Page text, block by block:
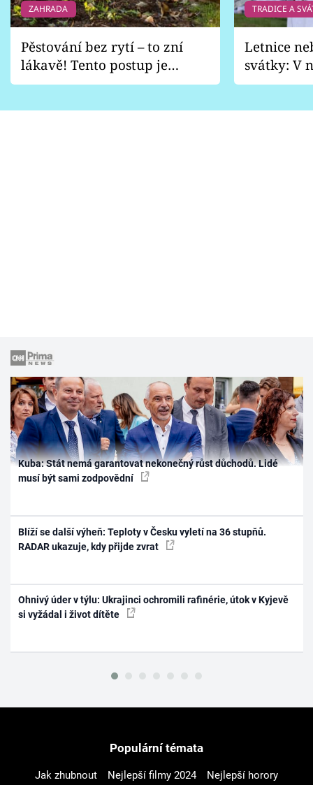
ZAHRADA
Pěstování bez rytí – to zní
lákavě! Tento postup je
vhodný jen pro některé
TRADICE A
Letnice
svátky: V
pondělí
Kuba: Stát nemá garantovat nekonečný růst důchodů. Lidé
musí být sami zodpovědní
Blíží se další výheň: Teploty v Česku vyletí na 36 stupňů.
RADAR ukazuje, kdy přijde zvrat
Ohnivý úder v týlu: Ukrajinci ochromili rafinérie, útok v Kyjevě
si vyžádal i život dítěte
Populární témata
Jak zhubnout Nejlepší filmy 2024
Nejlepší horory